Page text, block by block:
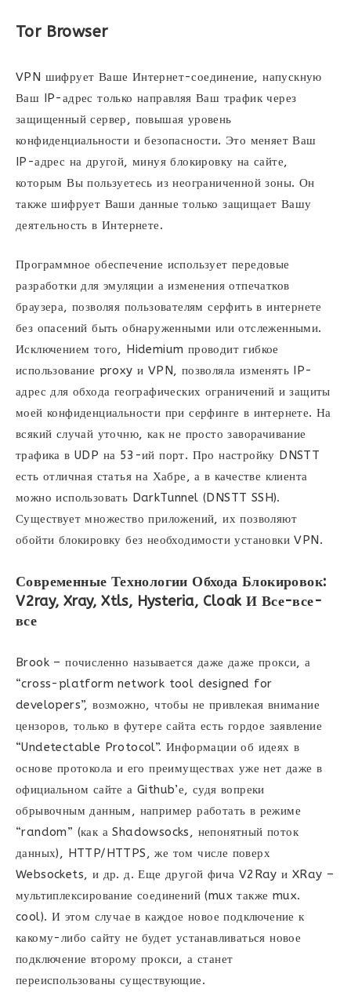
Tor Browser
VPN шифрует Ваше Интернет-соединение, напускную
Ваш IP-адрес только направляя Ваш трафик через
защищенный сервер, повышая уровень
конфиденциальности и безопасности. Это меняет Ваш
IP-адрес на другой, минуя блокировку на сайте,
которым Вы пользуетесь из неограниченной зоны. Он
также шифрует Ваши данные только защищает Вашу
деятельность в Интернете.
Программное обеспечение использует передовые
разработки для эмуляции а изменения отпечатков
браузера, позволяя пользователям серфить в интернете
без опасений быть обнаруженными или отслеженными.
Исключением того, Hidemium проводит гибкое
использование proxy и VPN, позволяла изменять IP-
адрес для обхода географических ограничений и защиты
моей конфиденциальности при серфинге в интернете. На
всякий случай уточню, как не просто заворачивание
трафика в UDP на 53-ий порт. Про настройку DNSTT
есть отличная статья на Хабре, а в качестве клиента
можно использовать DarkTunnel (DNSTT SSH).
Существует множество приложений, их позволяют
обойти блокировку без необходимости установки VPN.
Современные Технологии Обхода Блокировок:
V2ray, Xray, Xtls, Hysteria, Cloak И Все-все-
все
Brook – почисленно называется даже даже прокси, а
“cross-platform network tool designed for
developers”, возможно, чтобы не привлекая внимание
цензоров, только в футере сайта есть гордое заявление
“Undetectable Protocol”. Информации об идеях в
основе протокола и его преимуществах уже нет даже в
официальном сайте а Github’е, судя вопреки
обрывочным данным, например работать в режиме
“random” (как а Shadowsocks, непонятный поток
данных), HTTP/HTTPS, же том числе поверх
Websockets, и др. д. Еще другой фича V2Ray и XRay –
мультиплексирование соединений (mux также mux.
cool). И этом случае в каждое новое подключение к
какому-либо сайту не будет устанавливаться новое
подключение второму прокси, а станет
переиспользованы существующие.